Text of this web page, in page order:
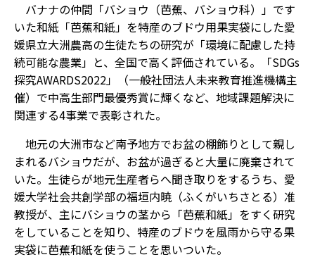
バナナの仲間「バショウ（芭蕉、バショウ科）」です
いた和紙「芭蕉和紙」を特産のブドウ用果実袋にした愛
媛県立大洲農高の生徒たちの研究が「環境に配慮した持
続可能な農業」と、全国で高く評価されている。「SDGs
探究AWARDS2022」（一般社団法人未来教育推進機構主
催）で中高生部門最優秀賞に輝くなど、地域課題解決に
関連する4事業で表彰された。
地元の大洲市など南予地方でお盆の棚飾りとして親し
まれるバショウだが、お盆が過ぎると大量に廃棄されて
いた。生徒らが地元生産者らへ聞き取りをするうち、愛
媛大学社会共創学部の福垣内暁（ふくがいちさとる）准
教授が、主にバショウの茎から「芭蕉和紙」をすく研究
をしていることを知り、特産のブドウを風雨から守る果
実袋に芭蕉和紙を使うことを思いついた。